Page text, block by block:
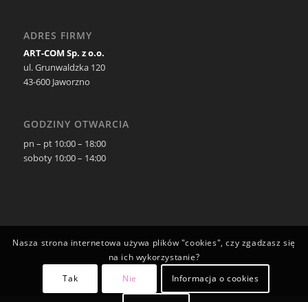
ADRES FIRMY
ART-COM Sp. z o.o.
ul. Grunwaldzka 120
43-600 Jaworzno
GODZINY OTWARCIA
pn – pt 10:00 – 18:00
soboty 10:00 – 14:00
Nasza strona internetowa używa plików "cookies", czy zgadzasz się
na ich wykorzystanie?
Tak
Nie Informacja o cookies